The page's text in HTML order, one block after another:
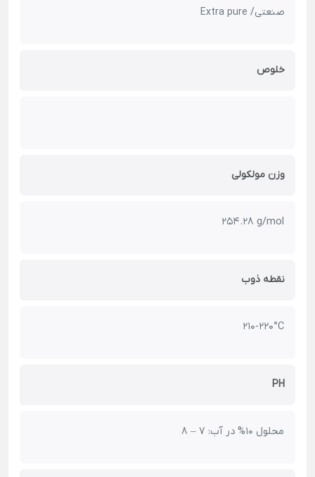
صنعتی/ Extra pure
خلوص
وزن مولکولی
254.28 g/mol
نقطه ذوب
210-220°C
PH